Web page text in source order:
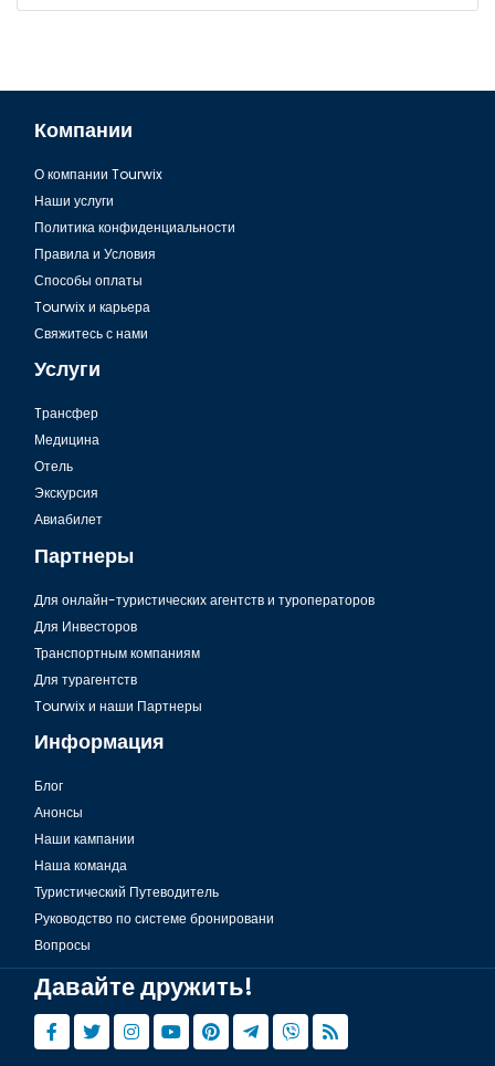
Компании
О компании Tourwix
Наши услуги
Политика конфиденциальности
Правила и Условия
Способы оплаты
Tourwix и карьера
Свяжитесь с нами
Услуги
Tрансфер
Медицина
Отель
Экскурсия
Авиабилет
Партнеры
Для онлайн-туристических агентств и туроператоров
Для Инвесторов
Транспортным компаниям
Для турагентств
Tourwix и наши Партнеры
Информация
Блог
Анонсы
Наши кампании
Наша команда
Туристический Путеводитель
Руководство по системе бронировани
Вопросы
Давайте дружить!